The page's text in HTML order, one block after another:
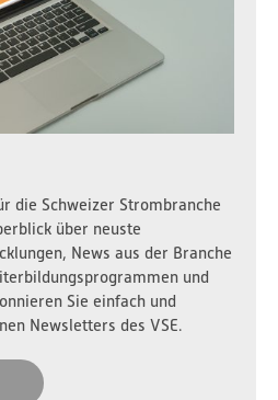
die Schweizer Strombranche
über neuste
News aus der Branche
und
Sie einfach und
Newsletters des VSE.